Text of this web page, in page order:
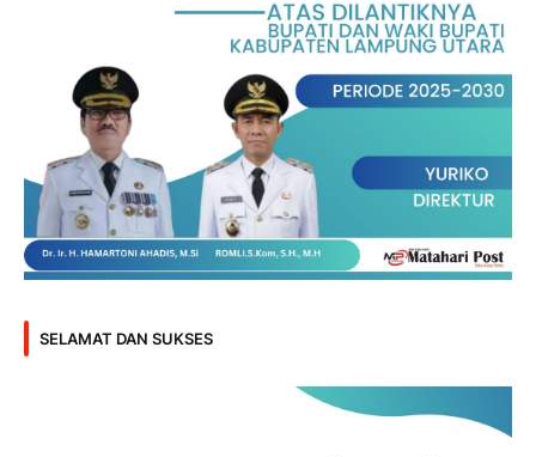
SELAMAT DAN SUKSES